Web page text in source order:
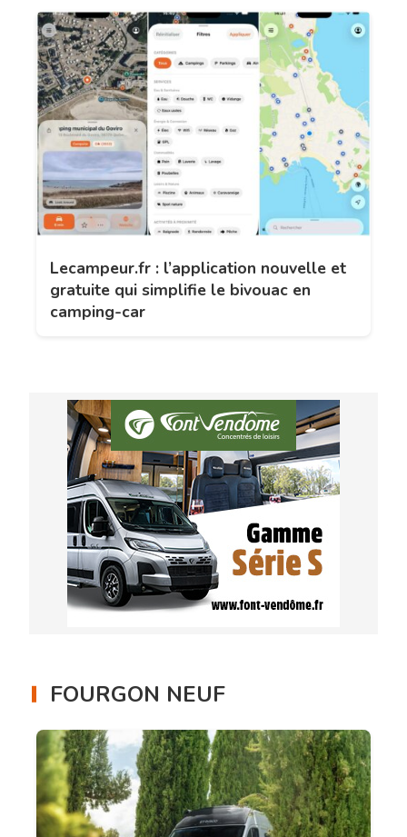
Lecampeur.fr : l’application nouvelle et
gratuite qui simplifie le bivouac en
camping-car
FOURGON NEUF